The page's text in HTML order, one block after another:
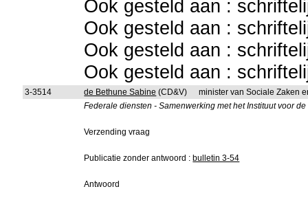
Ook gesteld aan :
Ook gesteld aan :
Ook gesteld aan :
Ook gesteld aan :
3-3514 de Bethune Sabine (CD&V)
minister van Sociale Zaken
Federale diensten - Samenwerking met het Instituut voor
Verzending vraag
Publicatie zonder antwoord : bulletin 3-54
Antwoord